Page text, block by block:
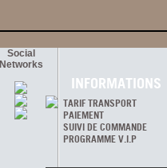
Social
Networks
INFORMATIONS
TARIF TRANSPORT
PAIEMENT
SUIVI DE COMMANDE
PROGRAMME V.I.P